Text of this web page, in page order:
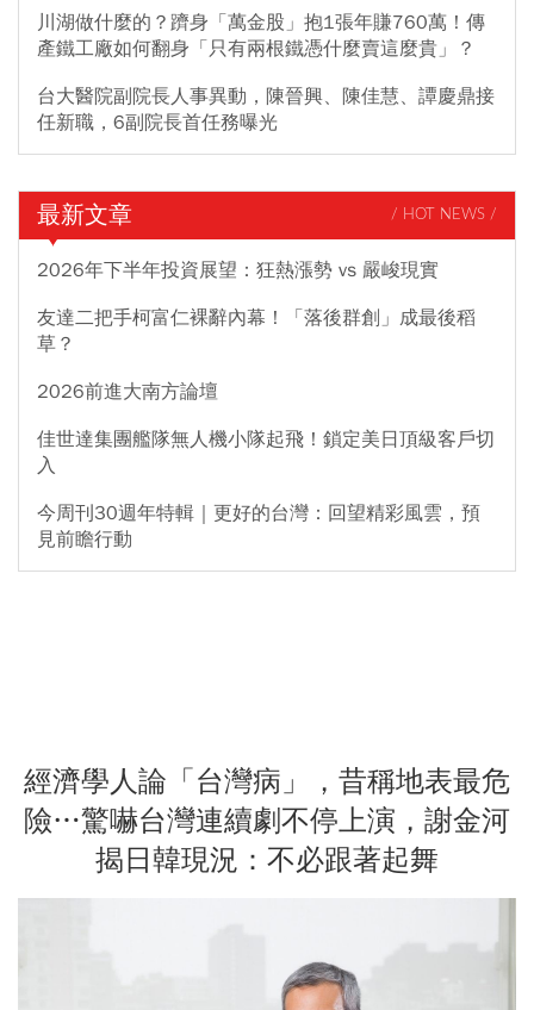
川湖做什麼的？躋身「萬金股」抱1張年賺760萬！傳
產鐵工廠如何翻身「只有兩根鐵憑什麼賣這麼貴」？
台大醫院副院長人事異動，陳晉興、陳佳慧、譚慶鼎接
任新職，6副院長首任務曝光
最新文章 / HOT NEWS /
2026年下半年投資展望：狂熱漲勢 vs 嚴峻現實
友達二把手柯富仁裸辭內幕！「落後群創」成最後稻
草？
2026前進大南方論壇
佳世達集團艦隊無人機小隊起飛！鎖定美日頂級客戶切
入
今周刊30週年特輯｜更好的台灣：回望精彩風雲，預
見前瞻行動
經濟學人論「台灣病」，昔稱地表最危
險…驚嚇台灣連續劇不停上演，謝金河
揭日韓現況：不必跟著起舞